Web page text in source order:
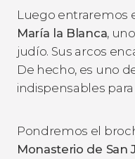
Luego entraremos
María la Blanca,
judío. Sus arcos
De hecho, es uno
indispensables
Pondremos el
Monasterio de San